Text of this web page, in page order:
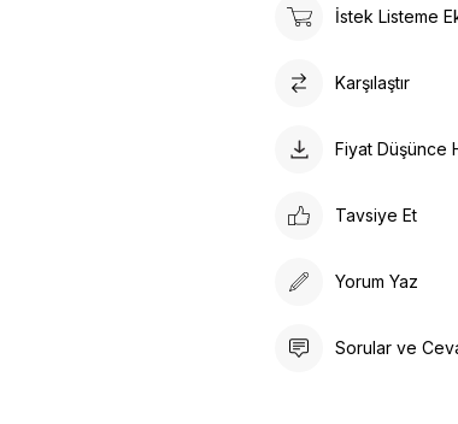
İstek Listeme
Karşılaştır
Fiyat Düşünce
Tavsiye Et
Yorum Yaz
Sorular ve